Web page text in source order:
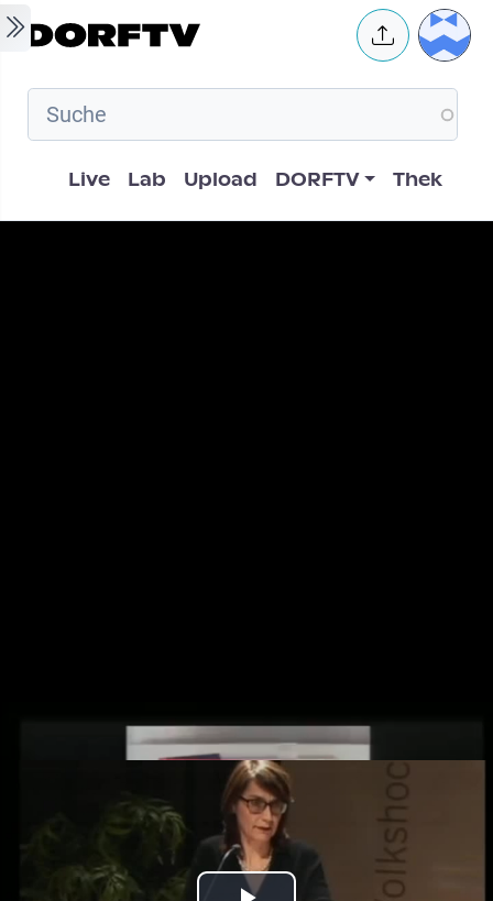
Skip to main content User
Hauptnavigation
Live Lab Upload DORFTV Thek